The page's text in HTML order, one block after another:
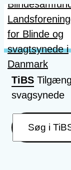
Gå til
TiBS
svagsynede